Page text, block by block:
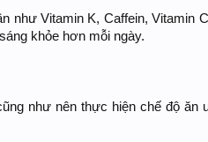
như Vitamin K, Caffein, Vitamin
khỏe hơn mỗi ngày.
như nên thực hiện chế độ ăn